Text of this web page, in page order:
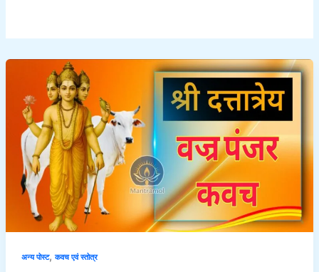
अन्य पोस्ट,कवच एवं स्तोत्र
Dattatreya
panjar
kavach
|
श्रीदत्तात्रेयवज्रपंजर-
कवचम्